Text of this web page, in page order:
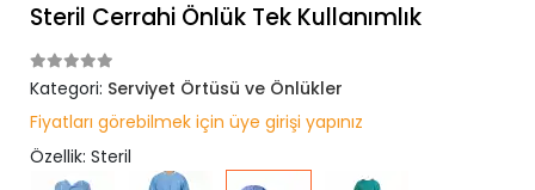
Steril Cerrahi Önlük Tek Kullanımlık
Kategori: Serviyet Örtüsü ve Önlükler
Fiyatları görebilmek için üye girişi yapınız
Özellik: Steril